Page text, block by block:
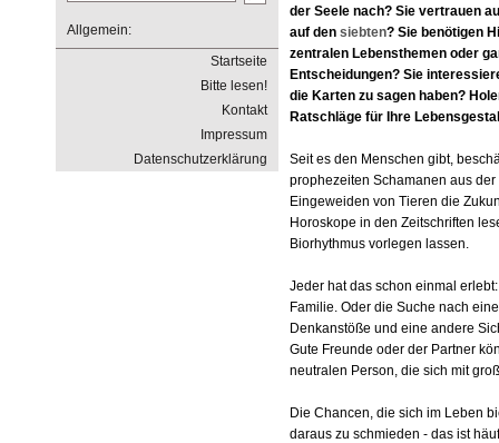
Allgemein:
Startseite
Bitte lesen!
Kontakt
Impressum
Datenschutzerklärung
der Seele nach? Sie vertrauen
auf den siebten? Sie benötigen
zentralen Lebensthemen oder
Entscheidungen? Sie
die Karten zu sagen haben?
Ratschläge für Ihre
Seit es den Menschen gibt,
prophezeiten Schamanen aus
Eingeweiden von Tieren die
Horoskope in den Zeitschriften
Biorhythmus vorlegen lassen.
Jeder hat das schon einmal
Familie. Oder die Suche nach
Denkanstöße und eine andere
Gute Freunde oder der Partner
neutralen Person, die sich mit
Die Chancen, die sich im Leben
daraus zu schmieden - das ist